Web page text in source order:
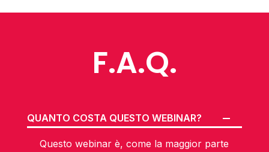
F.A.Q.
QUANTO COSTA QUESTO WEBINAR?
Questo webinar è, come la maggior parte